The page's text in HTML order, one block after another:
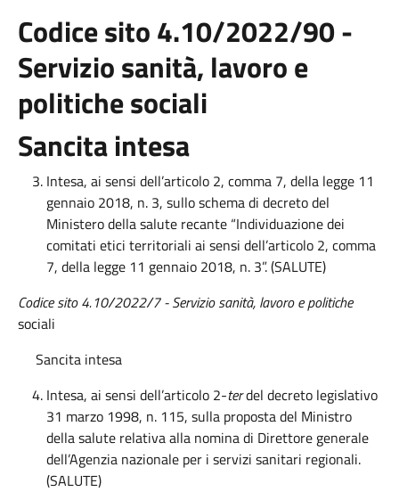
Codice sito 4.10/2022/90 -
Servizio sanità, lavoro e
politiche sociali
Sancita intesa
Intesa, ai sensi dell’articolo 2, comma 7, della legge 11
gennaio 2018, n. 3, sullo schema di decreto del
Ministero della salute recante “Individuazione dei
comitati etici territoriali ai sensi dell’articolo 2, comma
7, della legge 11 gennaio 2018, n. 3”. (SALUTE)
Codice sito 4.10/2022/7 - Servizio sanità, lavoro e politiche
sociali
Sancita intesa
Intesa, ai sensi dell’articolo 2-terdel decreto legislativo
31 marzo 1998, n. 115, sulla proposta del Ministro
della salute relativa alla nomina di Direttore generale
dell’Agenzia nazionale per i servizi sanitari regionali.
(SALUTE)